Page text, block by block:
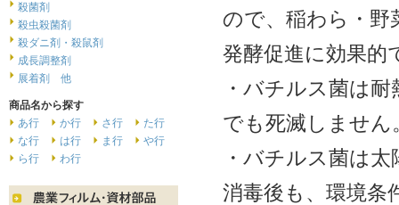
ので、稲わら・野
発酵促進に効果的
・バチルス菌は
でも死滅しません
・バチルス菌は
消毒後も、環境条
殺菌剤
殺虫殺菌剤
殺ダニ剤・殺鼠剤
成長調整剤
展着剤 他
商品名から探す
あ行
か行 さ行
た行
な行
は行 ま行
や行
ら行
わ行